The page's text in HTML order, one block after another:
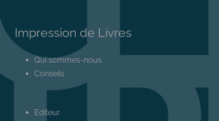
Impression de Livres
Qui sommes-nous
Conseils
Editeur